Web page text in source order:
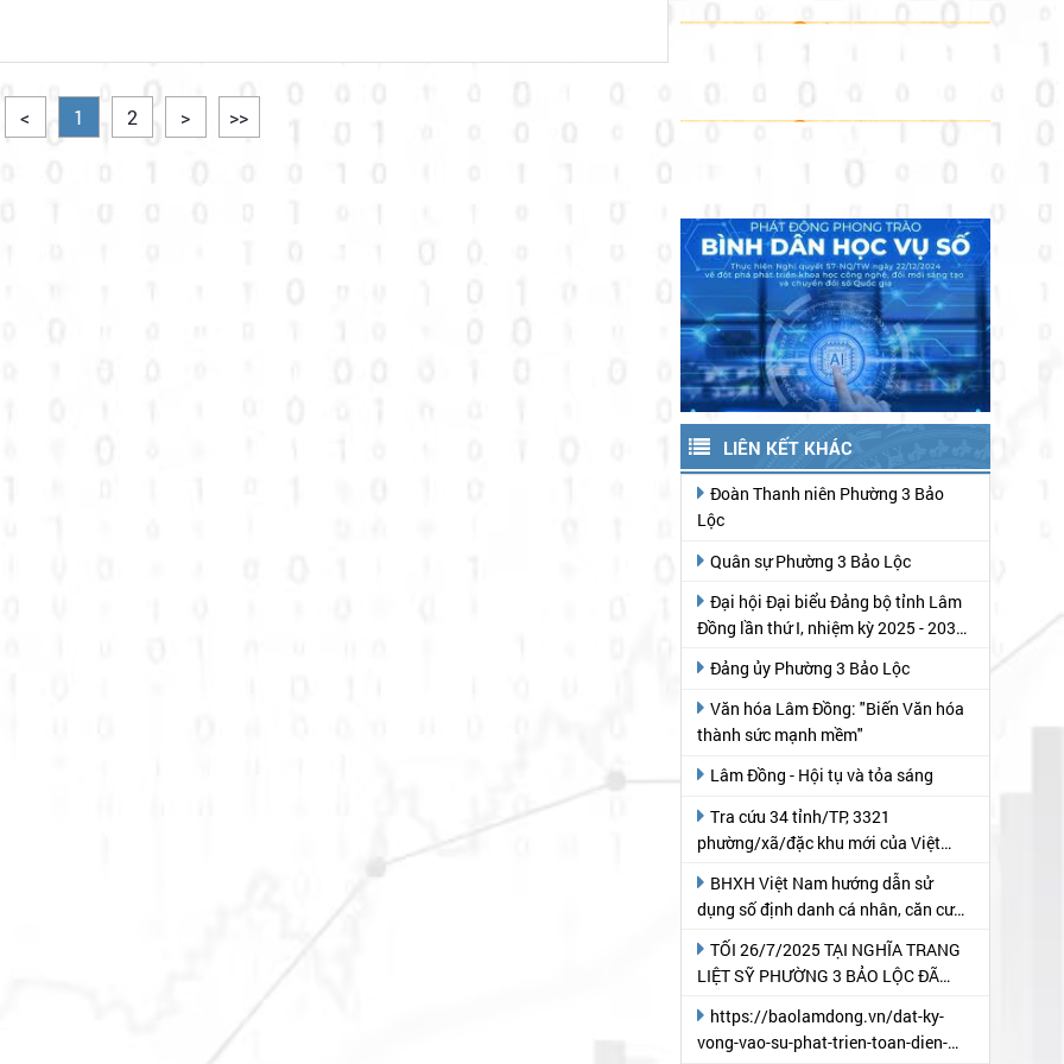
< 1 2 > >>
LIÊN KẾT KHÁC
Đoàn Thanh niên Phường 3 Bảo
Lộc
Quân sự Phường 3 Bảo Lộc
Đại hội Đại biểu Đảng bộ tỉnh Lâm
Đồng lần thứ I, nhiệm kỳ 2025 - 2030
Đảng ủy Phường 3 Bảo Lộc
Văn hóa Lâm Đồng: "Biến Văn hóa
thành sức mạnh mềm"
Lâm Đồng - Hội tụ và tỏa sáng
Tra cứu 34 tỉnh/TP, 3321
phường/xã/đặc khu mới của Việt
dụng số định danh cá nhân, căn cước
công dân thay thế mã số BHXH và bộ
mã quản lý
TỐI 26/7/2025 TẠI NGHĨA TRANG
LIỆT SỸ PHƯỜNG 3 BẢO LỘC ĐÃ
NẾN TRI ÂN" NHÂN KỶ NIỆM 78 NĂM
NGÀY THƯƠNG BINH- LIỆT SỸ
vong-vao-su-phat-trien-toan-dien-